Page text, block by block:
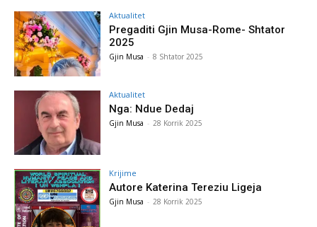
Aktualitet
Pregaditi Gjin Musa-Rome- Shtator
2025
Gjin Musa - 8 Shtator 2025
Aktualitet
Nga: Ndue Dedaj
Gjin Musa - 28 Korrik 2025
Krijime
Autore Katerina Tereziu Ligeja
Gjin Musa - 28 Korrik 2025